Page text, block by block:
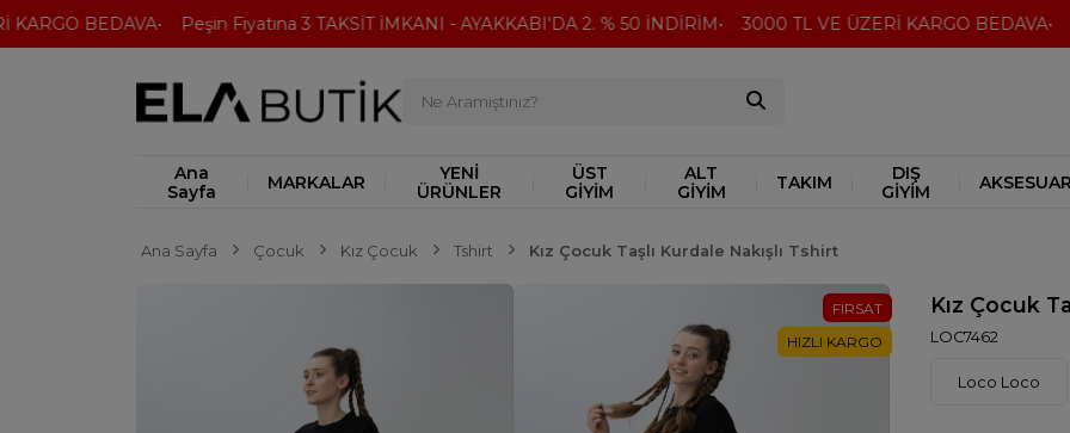
BEDAVA Peşin Fiyatına 3 TAKSİT İMKANI - AYAKKABI'DA 2. % 50 İNDİRİM 3000 TL VE ÜZERİ KARGO BEDAVA
Ana
Sayfa
MARKALAR
YENİ
ÜRÜNLER
ÜST
GİYİM
ALT
GİYİM
TAKIM
DIŞ
GİYİM
AKSESUAR
Ana Sayfa Çocuk Kız Çocuk Tshirt Kız Çocuk Taşlı Kurdale Nakışlı Tshirt
FIRSAT
HIZLI KARGO
Kız Çocuk
LOC7462
Loco Loco